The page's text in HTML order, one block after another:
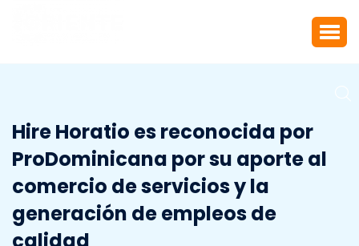
ProDominicana por su aporte al
comercio de servicios y la
generación de empleos de
calidad